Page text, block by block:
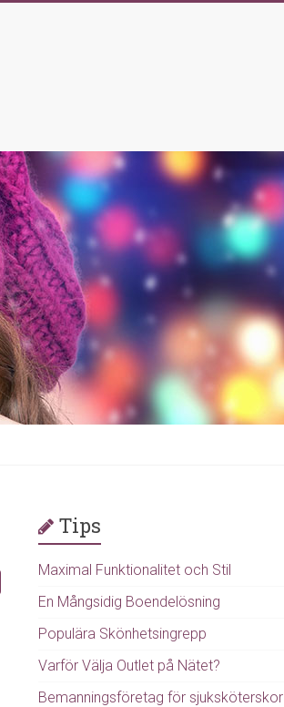
Tips
Maximal Funktionalitet och Stil
En Mångsidig Boendelösning
Populära Skönhetsingrepp
Varför Välja Outlet på Nätet?
Bemanningsföretag för sjuksköterskor